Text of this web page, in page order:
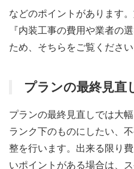
などのポイントがあります
『内装工事の費用や業者の
ため、そちらをご覧ください
プランの最終見直
プランの最終見直しでは大
ランク下のものにしたい、
整を行います。出来る限り
いポイントがある場合は、